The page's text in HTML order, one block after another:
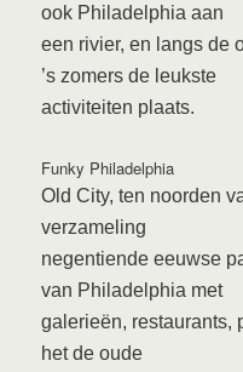
ook Philadelphia aan
een rivier, en langs de
’s zomers de leukste
activiteiten plaats.
Funky Philadelphia
Old City, ten noorden
verzameling
negentiende eeuwse
van Philadelphia met
galerieën, restaurants,
het de oude